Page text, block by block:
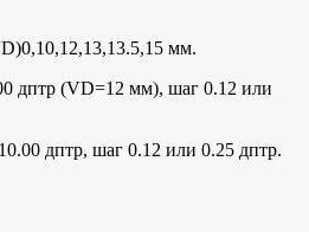
мм.
дптр (VD=12 мм), шаг 0.12 или
дптр, шаг 0.12 или 0.25 дптр.